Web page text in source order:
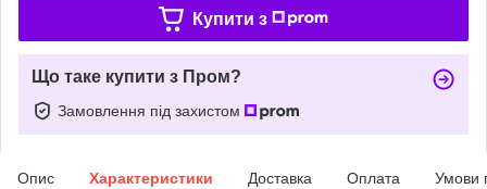
Купити з
Що таке купити з Пром?
Замовлення під захистом
Опис Характеристики Доставка Оплата Умови